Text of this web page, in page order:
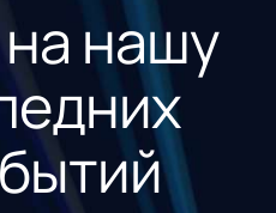
нашу